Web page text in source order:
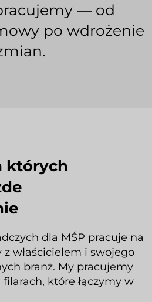
— od
po wdrożenie
których
dla MŚP pracuje na
właścicielem i swojego
branż. My pracujemy
które łączymy w